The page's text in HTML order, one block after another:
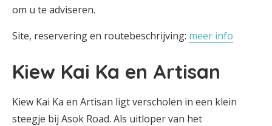
om u te adviseren.
Site, reservering en routebeschrijving: meer info
Kiew Kai Ka en Artisan
Kiew Kai Ka en Artisan ligt verscholen in een klein
steegje bij Asok Road. Als uitloper van het